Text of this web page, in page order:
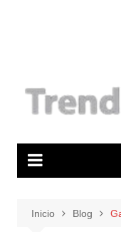
Inicio Blog